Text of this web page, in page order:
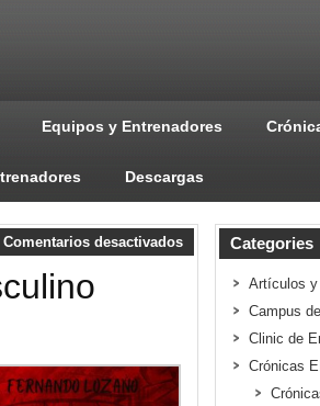
Equipos y Entrenadores
Descargas
Comentarios desactivados Categories
Artículos
Campus
Clinic de
Crónicas